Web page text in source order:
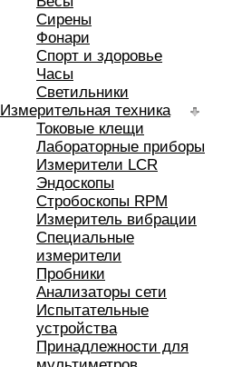
Сирены
Фонари
Спорт и здоровье
Часы
Светильники
Измерительная техника
Токовые клещи
Лабораторные приборы
Измерители LCR
Эндоскопы
Стробоскопы RPM
Измеритель вибрации
Специальные
измерители
Пробники
Анализаторы сети
Испытательные
устройства
Принадлежности для